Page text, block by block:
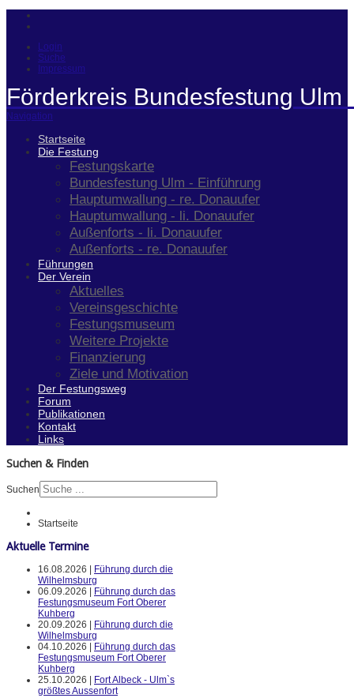
Login
Suche
Impressum
Förderkreis Bundesfestung Ulm
Navigation
Startseite
Die Festung
Festungskarte
Bundesfestung Ulm - Einführung
Hauptumwallung - re. Donauufer
Hauptumwallung - li. Donauufer
Außenforts - li. Donauufer
Außenforts - re. Donauufer
Führungen
Der Verein
Aktuelles
Vereinsgeschichte
Festungsmuseum
Weitere Projekte
Finanzierung
Ziele und Motivation
Der Festungsweg
Forum
Publikationen
Kontakt
Links
Suchen & Finden
Suchen
Startseite
Aktuelle Termine
16.08.2026 |
Führung durch die
Wilhelmsburg
06.09.2026 |
Führung durch das
Festungsmuseum Fort Oberer
Kuhberg
20.09.2026 |
Führung durch die
Wilhelmsburg
04.10.2026 |
Führung durch das
Festungsmuseum Fort Oberer
Kuhberg
25.10.2026 |
Fort Albeck - Ulm`s
größtes Aussenfort